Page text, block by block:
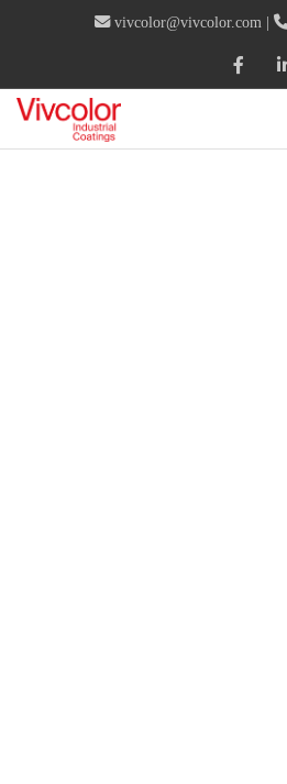
vivcolor@vivcolor.com |